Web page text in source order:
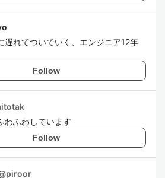
遅れてついていく、エンジニア12年
Follow
わふわしています
Follow
piroor